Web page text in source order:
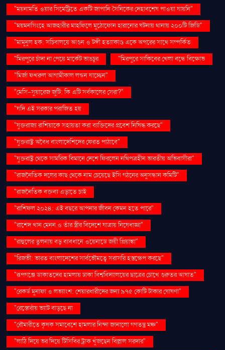
"ময়নামতি ওয়ার সিমেট্রিতে একটি জাপানি সৈনিকের দেহাবশেষ পাওয়া যায়নি"
"ময়মনসিংহে আজহারীর মাহফিলে মুঠোফোন হারানোর ঘটনায় থানায় ২০০টি জিডি"
"মামুনুল হক: সচিবালয়ে আগুন ও টঙ্গী হত্যাকাণ্ড একে অপরের সাথে সম্পর্কিত
"মিরপুরে চাঁদা না পেয়ে মার্কেট ভাঙচুর
"মিরপুরে সাকিবের খেলা বন্ধে বিক্ষোভ
"মির্জা ফখরুল আগামীকাল লন্ডন যাচ্ছেন"
"মেসি-সুয়ারেজ জুটি: কি এটি সর্বকালের সেরা?"
"যদি এই সরকার পরাজিত হয়
"যুক্তরাজ্য রাশিয়াকে সহায়তা করা ব্যক্তিদের প্রবেশ নিষিদ্ধ করছে"
"যুক্তরাষ্ট্র অবৈধ বাংলাদেশিদের ফেরত পাঠাবে"
"যুক্তরাষ্ট্র থেকে সামরিক বিমানে দেশে ফিরলেন নথিপত্রহীন ভারতীয় অভিবাসীরা"
"রাজনৈতিক দলের কাছ থেকে নাম চেয়েছে ইসি গঠনের অনুসন্ধান কমিটি"
"রাজনৈতিক বক্তব্য এড়াতে চাই
"রাশিফল ২০২৪: এই বছরে আপনার জীবন কেমন হতে পারে"
"রাশেদ খান মেনন ও তাঁর স্ত্রীর বিদেশে যাত্রায় নিষেধাজ্ঞা"
"রাহুলের তুলনায় বড় ব্যবধানে ওয়েনাডে জয়ী প্রিয়াঙ্কা"
"রিজভী: ভারত বাংলাদেশের সার্বভৌমত্বে সরাসরি হস্তক্ষেপ করছে"
"রূপগঞ্জে ডাকাতদের হামলায় ঢাকা বিশ্ববিদ্যালয়ের ছাত্রের চোখে গুরুতর আঘাত"
"রেকর্ড মুনাফা ও লভ্যাংশ: শেয়ারধারীদের জন্য ৯৭৫ কোটি টাকার ঘোষণা"
"রেস্তোরাঁয় ভ্যাট বাড়ছে না
"রৌমারীতে কৃষক সমাবেশে হামলার নিন্দা জানালো গণতন্ত্র মঞ্চ"
"লাঠি দিয়ে ভর দিয়ে টিসিবির ট্রাক খুঁজছেন বিল্লাল সরদার"